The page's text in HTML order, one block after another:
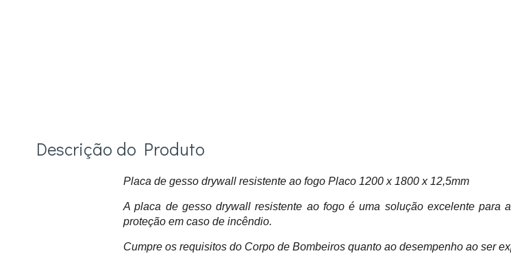
Descrição do Produto
Placa de gesso drywall resistente ao fogo Placo 1200 x 1800 x 12,5mm
A placa de gesso drywall resistente ao fogo é uma solução excelente para
proteção em caso de incêndio.
Cumpre os requisitos do Corpo de Bombeiros quanto ao desempenho ao ser